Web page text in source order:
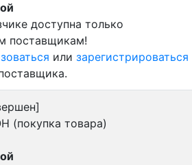
доступна только
поставщикам!
или зарегистрироваться
(покупка товара)